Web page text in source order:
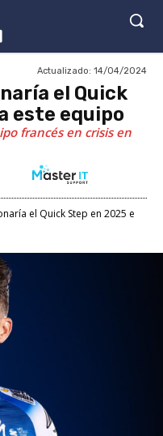
Actualizado: 14/04/2024
el Quick
este equipo
francés en crisis en
el Quick Step en 2025 e